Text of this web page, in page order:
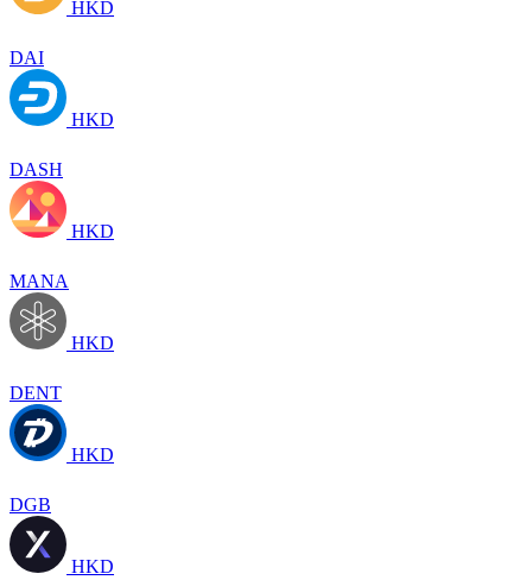
HKD
DAI
HKD
DASH
HKD
MANA
HKD
DENT
HKD
DGB
HKD